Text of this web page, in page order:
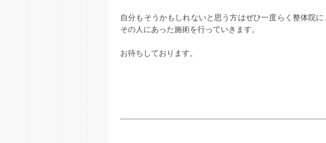
自分もそうかもしれないと思う方はぜひ一度らく整体院
その人にあった施術を行っていきます。
お待ちしております。